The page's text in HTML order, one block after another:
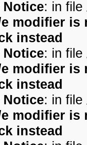
: in file
modifier
instead
: in file
modifier
instead
: in file
modifier
instead